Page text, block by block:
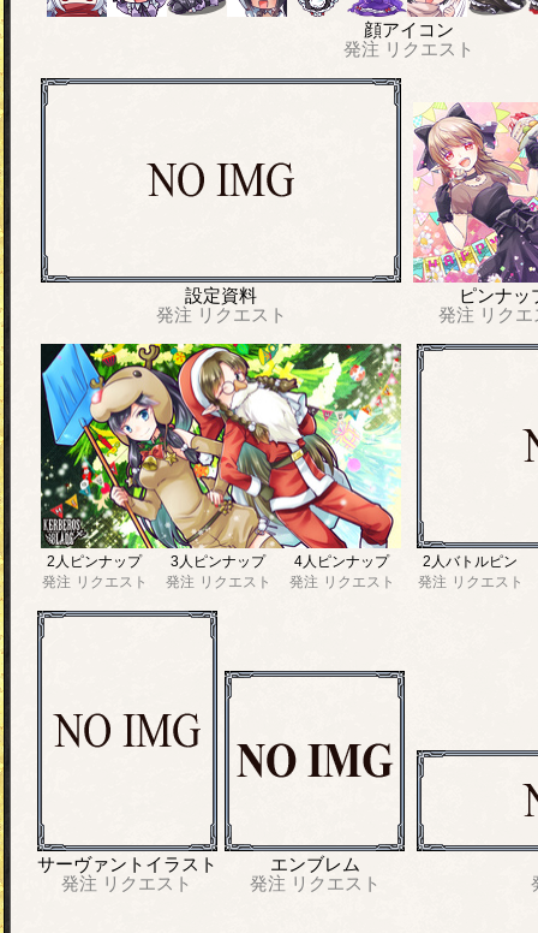
顔アイコン
発注 リクエスト
設定資料
発注 リクエスト
ピンナッ
発注 リク
2人ピンナップ
発注 リクエスト
3人ピンナップ
発注 リクエスト
4人ピンナップ
発注 リクエスト
2人バトルピン
発注 リクエスト
サーヴァントイラスト
発注 リクエスト
エンブレム
発注 リクエスト